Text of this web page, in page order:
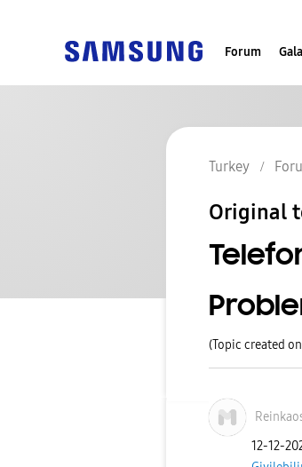
Forum
Turkey
Original
(Topic created
‎12-12-